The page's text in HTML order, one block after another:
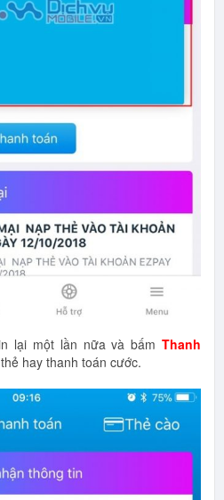
lại một lần nữa và bấm Thanh
hay thanh toán cước.